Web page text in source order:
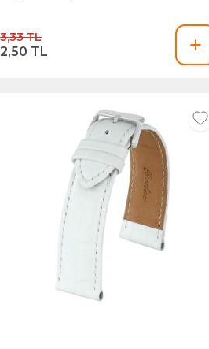
3,33 TL
2,50 TL